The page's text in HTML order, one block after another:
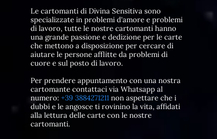
Le cartomanti di Divina Sensitiva sono
specializzate in problemi d'amore e problemi
di lavoro, tutte le nostre cartomanti hanno
una grande passione e dedizione per le carte
che mettono a disposizione per cercare di
aiutare le persone afflitte da problemi di
cuore e sul posto di lavoro.
Per prendere appuntamento con una nostra
cartomante contattaci via Whatsapp al
numero: +39 3884271211non aspettare che i
dubbi e le angosce ti rovinino la vita, affidati
alla lettura delle carte con le nostre
cartomanti.